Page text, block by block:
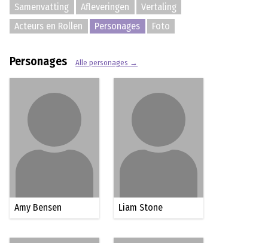
Samenvatting Afleveringen
Vertaling
Acteurs en Rollen
Personages Foto
Personages Alle personages →
Amy Bensen Liam Stone